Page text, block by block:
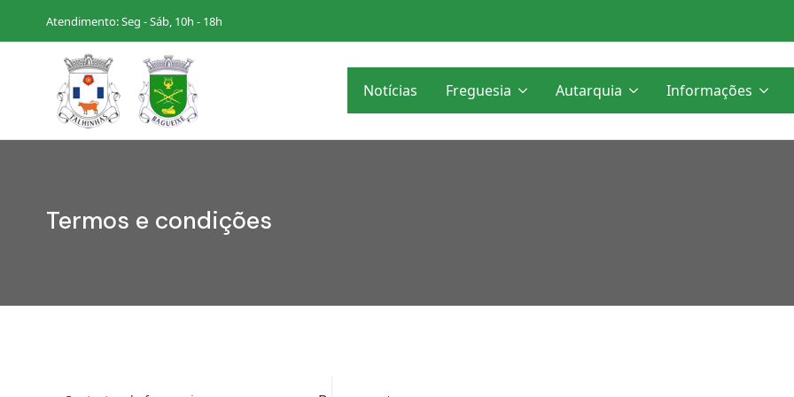
Atendimento: Seg - Sáb, 10h - 18h
Notícias Freguesia Autarquia Informações
Termos e condições